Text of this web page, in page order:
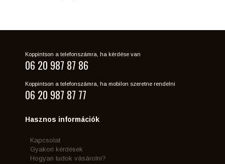
Koppintson a telefonszámra, ha kérdése van
06 20 987 87 86
Koppintson a telefonszámra, ha mobilon szeretne rendelni
06 20 987 87 77
Hasznos információk
Kapcsolat
Gyakori kérdések
Hogyan tudok vásárolni?